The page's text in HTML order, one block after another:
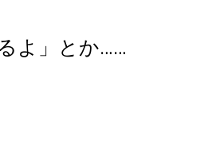
よ」とか……